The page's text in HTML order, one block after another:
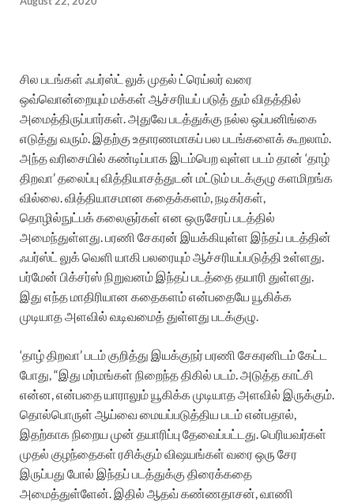
சில படங்கள் ஃபர்ஸ்ட் லுக் முதல் ட்ரெய்லர் வரை
ஒவ்வொன்றையும் மக்கள் ஆச்சரியப் படுத் தும் விதத்தில்
அமைத்திருப்பார்கள். அதுவே படத்துக்கு நல்ல ஒப்பனிங்கை
எடுத்து வரும். இதற்கு உதாரணமாகப் பல படங்களைக் கூறலாம்.
அந்த வரிசையில் கண்டிப்பாக இடம்பெற வுள்ள படம் தான் ‘தாழ்
திறவா’ தலைப்பு வித்தியாசத்துடன் மட்டும் படக்குழு களமிறங்க
வில்லை. வித்தியாசமான கதைக்களம், நடிகர்கள்,
தொழில்நுட்பக் கலைஞர்கள் என ஒருசேரப் படத்தில்
அமைந்துள்ளது. பரணி சேகரன் இயக்கியுள்ள இந்தப் படத்தின்
ஃபர்ஸ்ட் லுக் வெளி யாகி பலரையும் ஆச்சரியப்படுத்தி உள்ளது.
பர்மேன் பிக்சர்ஸ் நிறுவனம் இந்தப் படத்தை தயாரி துள்ளது.
இது எந்த மாதிரியான கதைகளம் என்பதையே யூகிக்க
முடியாத அளவில் வடிவமைத் துள்ளது படக்குழு.
‘தாழ் திறவா’ படம் குறித்து இயக்குநர் பரணி சேகரனிடம் கேட்ட
போது, “இது மர்மங்கள் நிறைந்த திகில் படம். அடுத்த காட்சி
என்ன, என்பதை யாராலும் யூகிக்க முடியாத அளவில் இருக்கும்.
தொல்பொருள் ஆய்வை மையப்படுத்திய படம் என்பதால்,
இதற்காக நிறைய முன் தயாரிப்பு தேவைப்பட்டது. பெரியவர்கள்
முதல் குழந்தைகள் ரசிக்கும் விஷயங்கள் வரை ஒரு சேர
இருப்பது போல் இந்தப் படத்துக்கு திரைக்கதை
அமைத்துள்ளேன். இதில் ஆதவ் கண்ணதாசன், வாணி